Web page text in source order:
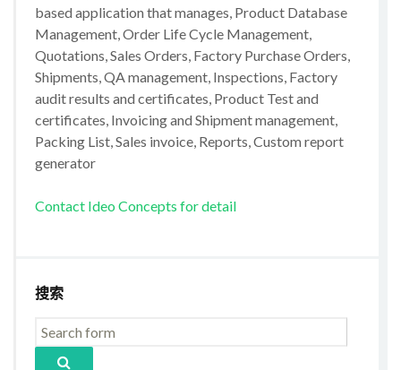
based application that manages, Product Database
Management, Order Life Cycle Management,
Quotations, Sales Orders, Factory Purchase Orders,
Shipments, QA management, Inspections, Factory
audit results and certificates, Product Test and
certificates, Invoicing and Shipment management,
Packing List, Sales invoice, Reports, Custom report
generator
Contact Ideo Concepts for detail
搜索